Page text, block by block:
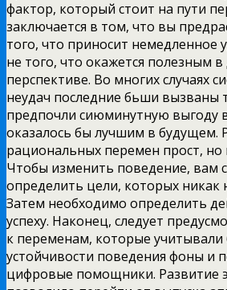
фактор, который стоит на пути
заключается в том, что вы
того, что приносит немедленное
не того, что окажется полезным
перспективе. Во многих случаях
неудач последние бьши вызваны
предпочли сиюминутную выгоду
оказалось бы лучшим в будущем.
рациональных перемен прост, но
Чтобы изменить поведение, вам
определить цели, которых никак
Затем необходимо определить
успеху. Наконец, следует
к переменам, которые
устойчивости поведения фоны и
цифровые помощники. Развитие